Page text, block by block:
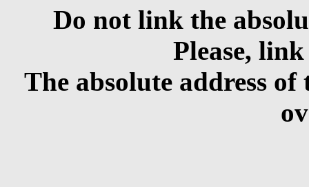
Do not link the
Please,
The absolute address